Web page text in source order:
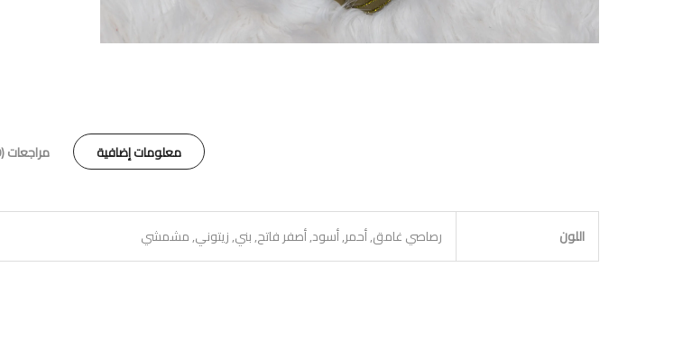
معلومات إضافية مراجعات (0)
اللون رصاصي غامق, أحمر, أسود, أصفر فاتح, بني, زيتوني, مشمشي